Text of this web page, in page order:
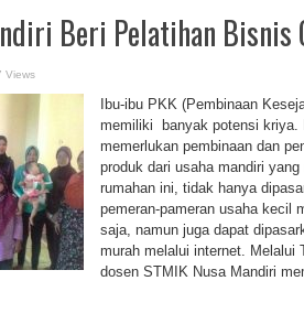
Beri Pelatihan Bisnis
Views
Ibu-ibu PKK (Pembinaan
memiliki banyak potensi kriya.
memerlukan pembinaan dan
produk dari usaha mandiri yang
rumahan ini, tidak hanya
pemeran-pameran usaha kecil
saja, namun juga dapat
murah melalui internet. Melalui
dosen STMIK Nusa Mandiri